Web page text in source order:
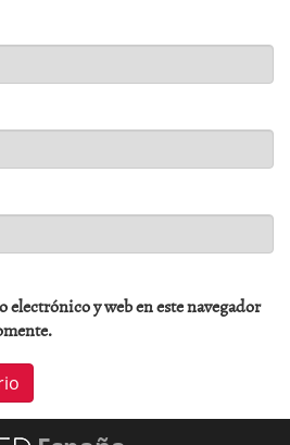
y web en este navegador